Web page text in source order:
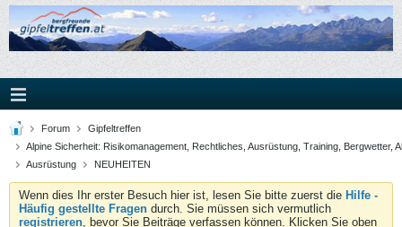
Forum
Gipfeltreffen
Alpine Sicherheit: Risikomanagement, Rechtliches, Ausrüstung, Training, Bergwetter,
Ausrüstung
NEUHEITEN
Wenn dies Ihr erster Besuch hier ist, lesen Sie bitte zuerst die Hilfe -
Häufig gestellte Fragen durch. Sie müssen sich vermutlich
registrieren, bevor Sie Beiträge verfassen können. Klicken Sie oben